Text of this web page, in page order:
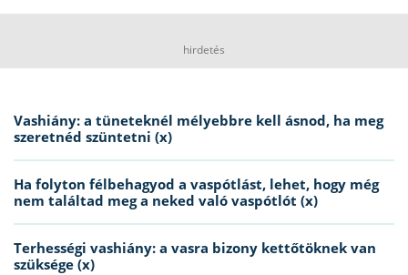
hirdetés
Vashiány: a tüneteknél mélyebbre kell ásnod, ha meg
szeretnéd szüntetni (x)
Ha folyton félbehagyod a vaspótlást, lehet, hogy még
nem találtad meg a neked való vaspótlót (x)
Terhességi vashiány: a vasra bizony kettőtöknek van
szüksége (x)